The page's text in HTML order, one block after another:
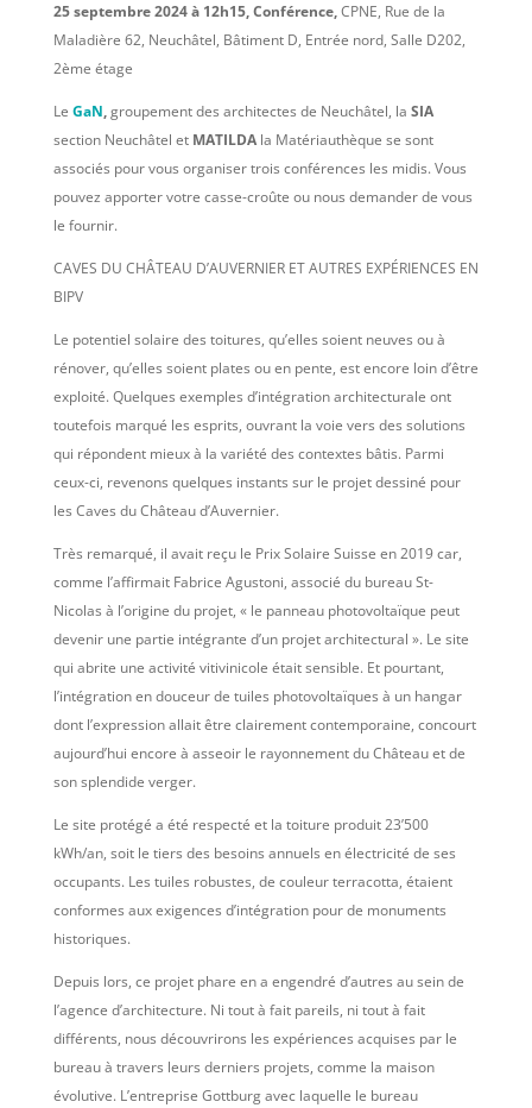
25 septembre 2024 à 12h15, Conférence,CPNE, Rue de la
Maladière 62, Neuchâtel, Bâtiment D, Entrée nord, Salle D202,
2ème étage
Le GaN,groupement des architectes de Neuchâtel, la SIA
section Neuchâtel et MATILDAla Matériauthèque se sont
associés pour vous organiser trois conférences les midis. Vous
pouvez apporter votre casse-croûte ou nous demander de vous
le fournir.
CAVES DU CHÂTEAU D’AUVERNIER ET AUTRES EXPÉRIENCES EN
BIPV
Le potentiel solaire des toitures, qu’elles soient neuves ou à
rénover, qu’elles soient plates ou en pente, est encore loin d’être
exploité. Quelques exemples d’intégration architecturale ont
toutefois marqué les esprits, ouvrant la voie vers des solutions
qui répondent mieux à la variété des contextes bâtis. Parmi
ceux-ci, revenons quelques instants sur le projet dessiné pour
les Caves du Château d’Auvernier.
Très remarqué, il avait reçu le Prix Solaire Suisse en 2019 car,
comme l’affirmait Fabrice Agustoni, associé du bureau St-
Nicolas à l’origine du projet, « le panneau photovoltaïque peut
devenir une partie intégrante d’un projet architectural ». Le site
qui abrite une activité vitivinicole était sensible. Et pourtant,
l’intégration en douceur de tuiles photovoltaïques à un hangar
dont l’expression allait être clairement contemporaine, concourt
aujourd’hui encore à asseoir le rayonnement du Château et de
son splendide verger.
Le site protégé a été respecté et la toiture produit 23’500
kWh/an, soit le tiers des besoins annuels en électricité de ses
occupants. Les tuiles robustes, de couleur terracotta, étaient
conformes aux exigences d’intégration pour de monuments
historiques.
Depuis lors, ce projet phare en a engendré d’autres au sein de
l’agence d’architecture. Ni tout à fait pareils, ni tout à fait
différents, nous découvrirons les expériences acquises par le
bureau à travers leurs derniers projets, comme la maison
évolutive. L’entreprise Gottburg avec laquelle le bureau